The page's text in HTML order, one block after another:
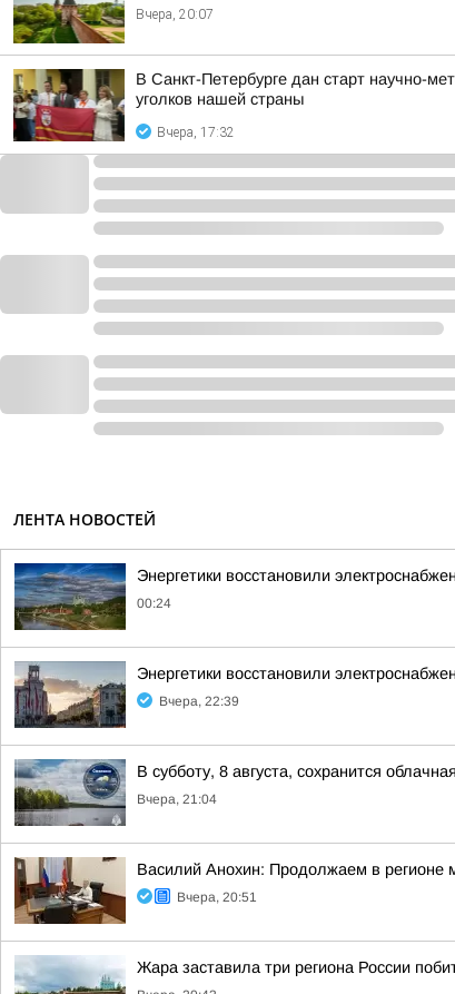
Вчера, 20:07
В Санкт-Петербурге дан старт научно-
уголков нашей страны
Вчера, 17:32
ЛЕНТА НОВОСТЕЙ
Энергетики восстановили
00:24
Энергетики восстановили
Вчера, 22:39
В субботу, 8 августа, сохранится
Вчера, 21:04
Василий Анохин: Продолжаем в регионе
Вчера, 20:51
Жара заставила три региона России